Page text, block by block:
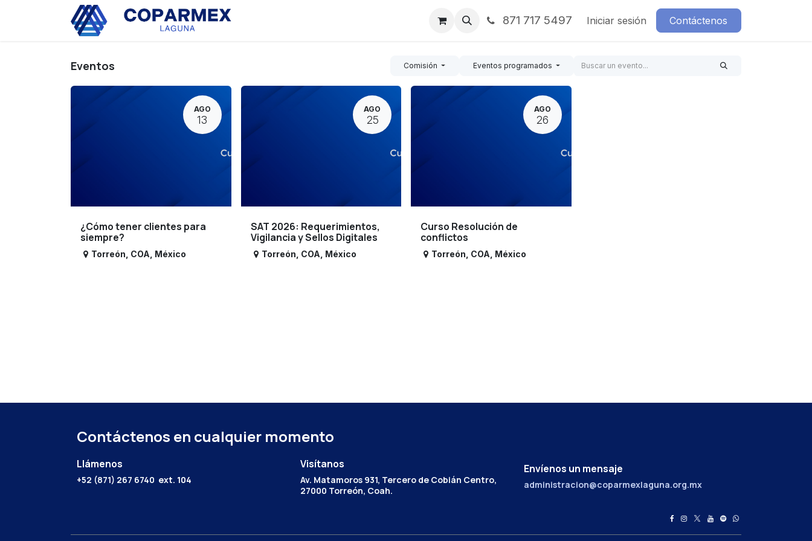
Noticias Contáctenos871 717 5497 Iniciar sesión Contáctenos
Eventos Comisión Eventos programados
AGO
13
¿Cómo tener clientes para
siempre?
Torreón COA México
AGO
25
SAT 2026: Requerimientos,
Vigilancia y Sellos Digitales
Torreón COA México
AGO
26
Curso Resolución de
conflictos
Torreón COA México
Contáctenos en cualquier momento
Llámenos
+52 (871) 267 6740 ext. 104
Envíenos un mensaje
administracion@coparmexlaguna.org.mx
Visítanos
Av. Matamoros 931, Tercero de Cobián Centro,
27000 Torreón, Coah.